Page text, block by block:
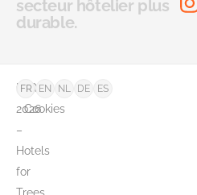
secteur hôtelier plus
durable.
©
2026
–
Hotels
for
Trees
FAQ
Cookies
FR EN NL DE ES